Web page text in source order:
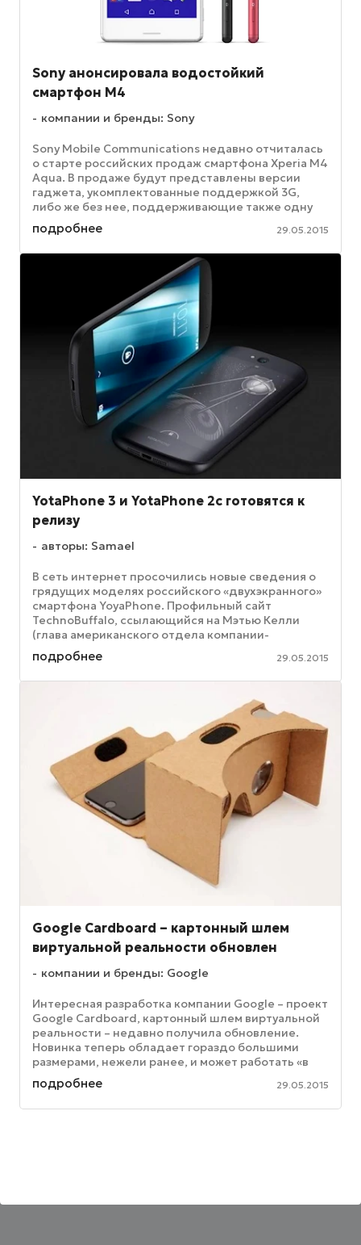
Sony анонсировала водостойкий
смартфон М4
компании и бренды: Sony
Sony Mobile Communications недавно отчиталась
о старте российских продаж смартфона Xperia M4
Aqua. В продаже будут представлены версии
гаджета, укомплектованные поддержкой 3G,
либо же без нее, поддерживающие также одну
либо две SIM-карты. На ...
подробнее 29.05.2015
YotaPhone 3 и YotaPhone 2c готовятся к
релизу
авторы: Samael
В сеть интернет просочились новые сведения о
грядущих моделях российского «двухэкранного»
смартфона YoyaPhone. Профильный сайт
TechnoBuffalo, ссылающийся на Мэтью Келли
(глава американского отдела компании-
производителя) утверждает, что Yota Devices ...
подробнее 29.05.2015
Google Cardboard – картонный шлем
виртуальной реальности обновлен
компании и бренды: Google
Интересная разработка компании Google – проект
Google Cardboard, картонный шлем виртуальной
реальности – недавно получила обновление.
Новинка теперь обладает гораздо большими
размерами, нежели ранее, и может работать «в
паре» 6-дюймовыми ...
подробнее 29.05.2015